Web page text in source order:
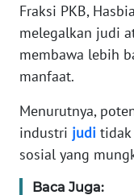
Fraksi PKB,
melegalkan judi
membawa lebih
manfaat.
Menurutnya,
industri judi tidak
sosial yang
Baca Juga:
BERITA
KONTAK
INFO
IKLAN